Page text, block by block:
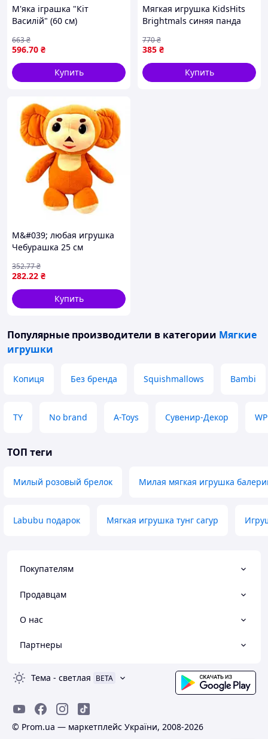
М'яка іграшка "Кіт
Василій" (60 см)
596.70 ₴
663₴
Купить
Мягкая игрушка KidsHits
Brightmals синяя панда
игр и развлечений
385 ₴
770₴
Купить
М&#039; любая игрушка
Чебурашка 25 см
282.22 ₴
352.77₴
Купить
Популярные производители в категории Мягкие
игрушки
Копиця Без бренда Squishmallows Bambi
TY No brand A-Toys Сувенир-Декор
ТОП теги
Милый розовый брелок Милая мягкая игрушка
Labubu подарок Мягкая игрушка тунг сагур
Покупателям
Продавцам
О нас
Партнеры
Тема - светлая BETA
© Prom.ua — маркетплейс України, 2008-2026